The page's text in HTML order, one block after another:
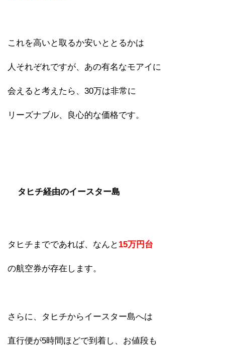
これを高いと取るか安いととるかは
人それぞれですが、あの有名なモアイに
会えると考えたら、30万は非常に
リーズナブル、良心的な価格です。
タヒチ経由のイースター島
タヒチまでであれば、なんと 15万円台
の航空券が存在します。
さらに、タヒチからイースター島へは
直行便が5時間ほどで到着し、お値段も